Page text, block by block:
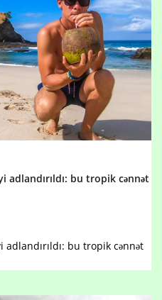
adlandırıldı: bu tropik cənnət
adlandırıldı: bu tropik cənnət